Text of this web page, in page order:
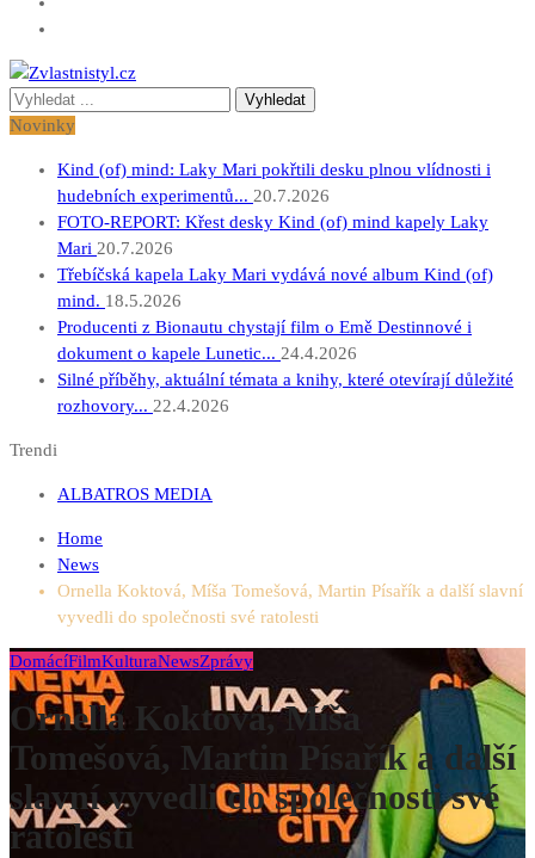
Zvlastnistyl.cz
Pramen kultury, zábavy a životního stylu
Vyhledávání
pro:
Novinky
Kind (of) mind: Laky Mari pokřtili desku plnou vlídnosti i
hudebních experimentů... 20.7.2026
FOTO-REPORT: Křest desky Kind (of) mind kapely Laky
Mari 20.7.2026
Třebíčská kapela Laky Mari vydává nové album Kind (of)
mind. 18.5.2026
Producenti z Bionautu chystají film o Emě Destinnové i
dokument o kapele Lunetic... 24.4.2026
Silné příběhy, aktuální témata a knihy, které otevírají důležité
rozhovory... 22.4.2026
Trendi
ALBATROS MEDIA
Home
News
Ornella Koktová, Míša Tomešová, Martin Písařík a další slavní
vyvedli do společnosti své ratolesti
DomácíFilmKulturaNewsZprávy
Ornella Koktová, Míša
Tomešová, Martin Písařík a další
slavní vyvedli do společnosti své
ratolesti